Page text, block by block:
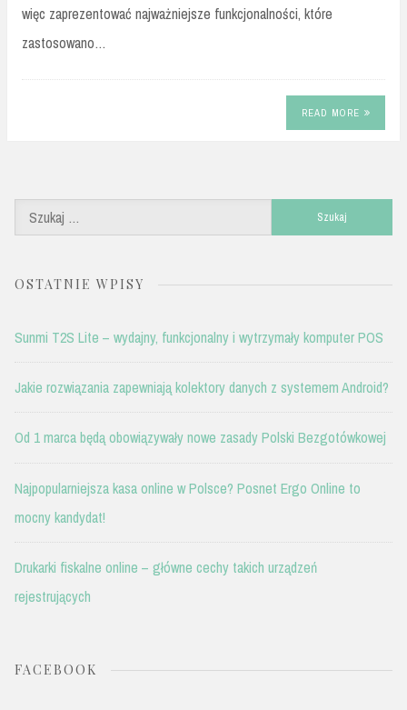
więc zaprezentować najważniejsze funkcjonalności, które
zastosowano…
READ MORE
OSTATNIE WPISY
Sunmi T2S Lite – wydajny, funkcjonalny i wytrzymały komputer POS
Jakie rozwiązania zapewniają kolektory danych z systemem Android?
Od 1 marca będą obowiązywały nowe zasady Polski Bezgotówkowej
Najpopularniejsza kasa online w Polsce? Posnet Ergo Online to
mocny kandydat!
Drukarki fiskalne online – główne cechy takich urządzeń
rejestrujących
FACEBOOK